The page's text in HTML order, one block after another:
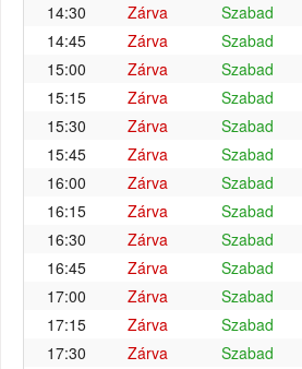
14:30
Zárva Szabad
14:45
Zárva Szabad
15:00
Zárva Szabad
15:15
Zárva Szabad
15:30
Zárva Szabad
15:45
Zárva Szabad
16:00
Zárva Szabad
16:15
Zárva Szabad
16:30
Zárva Szabad
16:45
Zárva Szabad
17:00
Zárva Szabad
17:15
Zárva Szabad
17:30
Zárva Szabad